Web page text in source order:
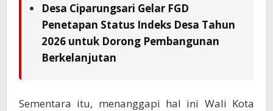
Desa Ciparungsari Gelar FGD
Penetapan Status Indeks Desa Tahun
2026 untuk Dorong Pembangunan
Berkelanjutan
Sementara itu, menanggapi hal ini Wali Kota